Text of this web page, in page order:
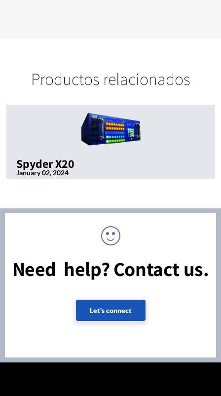
Productos relacionados
Spyder X20
January 02, 2024
Need help? Contact us.
Let's connect